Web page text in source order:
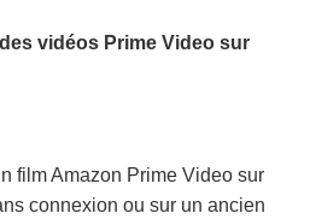
vidéos Prime Video sur
film Amazon Prime Video sur
connexion ou sur un ancien